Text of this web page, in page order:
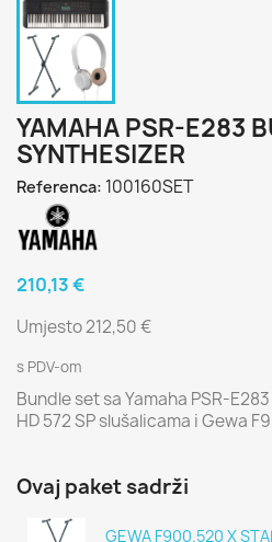
YAMAHA PSR-E283
SYNTHESIZER
Referenca: 100160SET
210,13 €
Umjesto 212,50 €
s PDV-om
Bundle set sa Yamaha PSR-
HD 572 SP slušalicama i Gewa
Ovaj paket sadrži
GEWA F900.520 X